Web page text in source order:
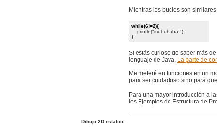
Mientras los bucles son
while(6!=2){
println("muhuhaha!");
}
Si estás curioso de saber más
lenguaje de Java. La parte de
Me meteré en funciones en un
para ser cuidadoso sino para
Para una mayor introducción a
los Ejemplos de Estructura de
Dibujo 2D estático